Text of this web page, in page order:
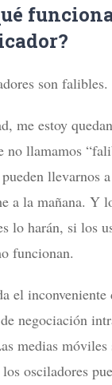
son falibles.
me estoy
no llamamos
llevarnos
a la mañana. Y
lo harán, si los
funcionan.
el inconveniente
negociación
medias móviles
osciladores